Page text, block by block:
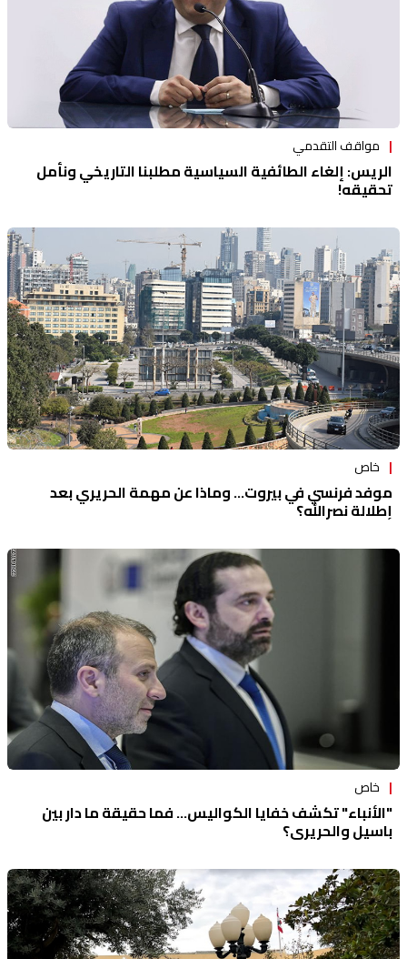
مواقف التقدمي
الريس: إلغاء الطائفية السياسية مطلبنا التاريخي ونأمل
تحقيقه!
خاص
موفد فرنسي في بيروت... وماذا عن مهمة الحريري بعد
إطلالة نصرالله؟
خاص
"الأنباء" تكشف خفايا الكواليس... فما حقيقة ما دار بين
باسيل والحريري؟